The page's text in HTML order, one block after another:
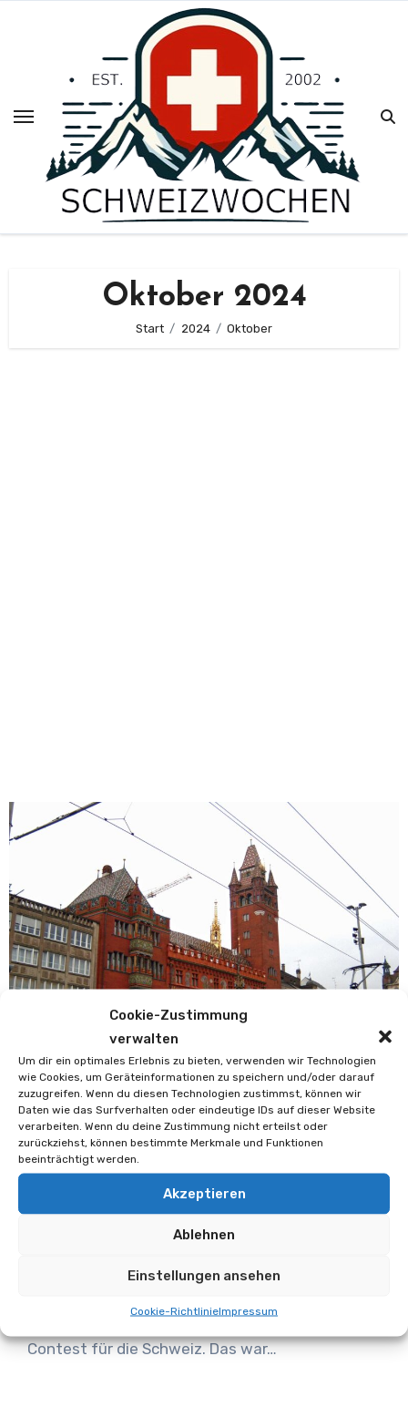
Cookie-Zustimmung
verwalten
Um dir ein optimales Erlebnis zu bieten, verwenden wir Technologien
wie Cookies, um Geräteinformationen zu speichern und/oder darauf
zuzugreifen. Wenn du diesen Technologien zustimmst, können wir
Daten wie das Surfverhalten oder eindeutige IDs auf dieser Website
verarbeiten. Wenn du deine Zustimmung nicht erteilst oder
zurückziehst, können bestimmte Merkmale und Funktionen
beeinträchtigt werden.
Akzeptieren
Ablehnen
Einstellungen ansehen
Cookie-RichtlinieImpressum
Oktober 2024
Start 2024 Oktober
AktuellesMagazin
1000 Euro für eine Nacht:
Hotelpreise explodieren zum ESC
Jahr den ersten Platz beim Eurovision Song
Contest für die Schweiz. Das war…